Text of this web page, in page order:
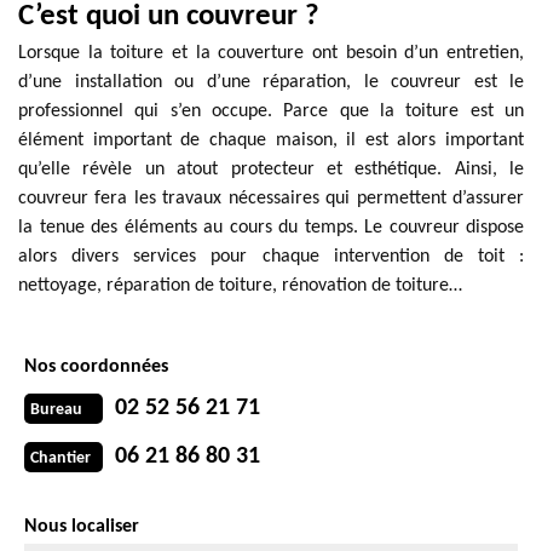
C’est quoi un couvreur ?
Lorsque la toiture et la couverture ont besoin d’un entretien,
d’une installation ou d’une réparation, le couvreur est le
professionnel qui s’en occupe. Parce que la toiture est un
élément important de chaque maison, il est alors important
qu’elle révèle un atout protecteur et esthétique. Ainsi, le
couvreur fera les travaux nécessaires qui permettent d’assurer
la tenue des éléments au cours du temps. Le couvreur dispose
alors divers services pour chaque intervention de toit :
nettoyage, réparation de toiture, rénovation de toiture…
Nos coordonnées
Bureau 02 52 56 21 71
Chantier 06 21 86 80 31
Nous localiser